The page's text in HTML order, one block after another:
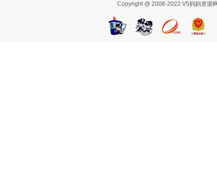
Copyright @ 2008-2022 V5妈妈资源